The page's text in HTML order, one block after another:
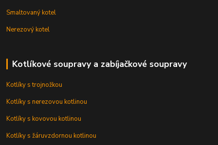
Smaltovaný kotel
Nerezový kotel
Kotlíkové soupravy a zabíjačkové soupravy
Kotlíky s trojnožkou
Kotlíky s nerezovou kotlinou
Kotlíky s kovovou kotlinou
Kotlíky s žáruvzdornou kotlinou